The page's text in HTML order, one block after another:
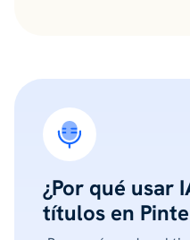
¿Por qué usar
títulos en